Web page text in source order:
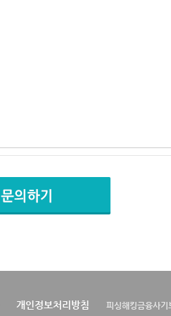
개인정보처리방침 피싱해킹금융사기